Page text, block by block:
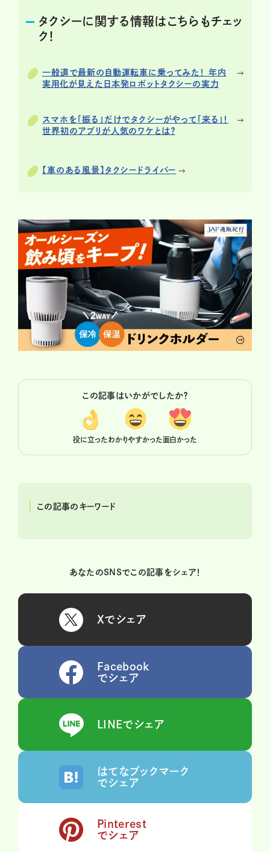
タクシーに関する情報はこちらもチェッ
ク！
一般道で最新の自動運転車に乗ってみた！ 年内
実用化が見えた日本発ロボットタクシーの実力
スマホを「振る」だけでタクシーがやって「来る」！
世界初のアプリが人気のワケとは？
【車のある風景】タクシードライバー
この記事はいかがでしたか？
役に立ったわかりやすかった面白かった
この記事のキーワード
あなたのSNSでこの記事をシェア！
Xでシェア
Facebook
でシェア
LINEでシェア
はてなブックマーク
でシェア
Pinterest
でシェア